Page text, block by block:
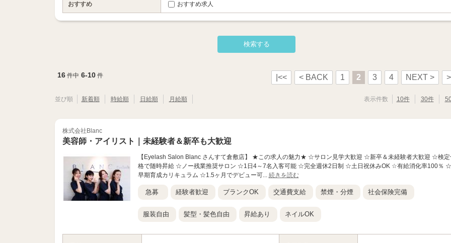
おすすめ おすすめ求人
16件中 6-10件 |<< < BACK 1 2 3 4 NEXT >
並び順 新着順 時給順 日給順 月給順 表示件数 10件 30件
株式会社Blanc
美容師・アイリスト｜未経験者＆新卒も大歓迎
【Eyelash Salon Blanc さんすて倉敷店】 ★この求人の魅力★ ☆サロン見学大歓迎 ☆新卒＆未経験者大歓迎 ☆検定
格で随時昇給 ☆ノー残業推奨サロン ☆1日4～7名入客可能 ☆完全週休2日制 ☆土日祝休みOK ☆有給消化率100％ ☆
早期育成カリキュラム ☆1.5ヶ月でデビュー可... 続きを読む
急募 経験者歓迎 ブランクOK 交通費支給 禁煙・分煙 社会保険完備
服装自由 髪型・髪色自由 昇給あり ネイルOK